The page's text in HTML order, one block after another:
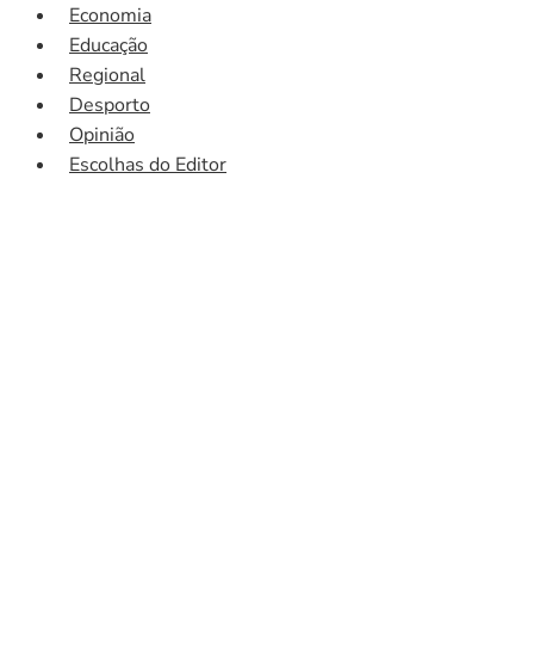
Economia
Educação
Regional
Desporto
Opinião
Escolhas do Editor